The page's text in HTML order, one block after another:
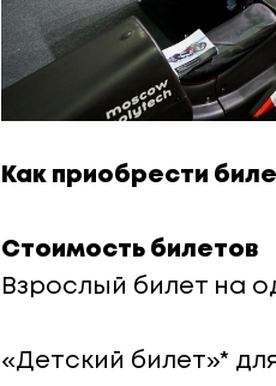
Как приобрести
Стоимость билетов
Взрослый билет на
«Детский билет»*